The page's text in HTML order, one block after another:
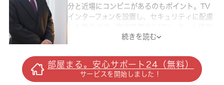
分と近場にコンビニがあるのもポイント。TV
インターフォンを設置し、セキュリティに配慮
料不要・エアコンなどが揃っており、とても充
ゼットなど豊富なので、衣類や履き物の整理が
しやすく便利です。共用部には宅配ボックスが
備え付けられているため、対面で荷物を受け取
続きを読む
部屋まる。安心サポート24（無料）
サービスを開始しました！